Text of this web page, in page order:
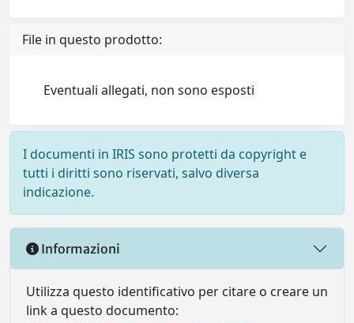
File in questo prodotto:
Eventuali allegati, non sono esposti
I documenti in IRIS sono protetti da copyright e
tutti i diritti sono riservati, salvo diversa
indicazione.
Informazioni
Utilizza questo identificativo per citare o creare un
link a questo documento: